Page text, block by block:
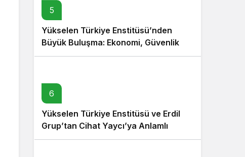
5
Yükselen Türkiye Enstitüsü’nden
Büyük Buluşma: Ekonomi, Güvenlik
Politikaları ve Hukuk Konferansı
6
Yükselen Türkiye Enstitüsü ve Erdil
Grup’tan Cihat Yaycı’ya Anlamlı
Ziyaret